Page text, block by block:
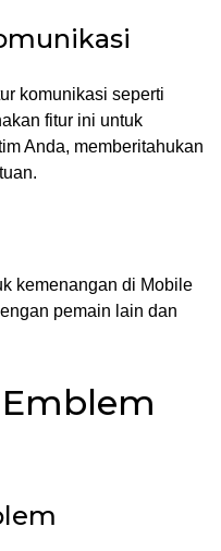
komunikasi seperti
fitur ini untuk
Anda, memberitahukan
kemenangan di Mobile
pemain lain dan